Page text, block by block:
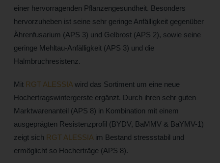
einer hervorragenden Pflanzengesundheit. Besonders
hervorzuheben ist seine sehr geringe Anfälligkeit gegenüber
Ährenfusarium (APS 3) und Gelbrost (APS 2), sowie seine
geringe Mehltau-Anfälligkeit (APS 3) und die
Halmbruchresistenz.
Mit RGT ALESSIAwird das Sortiment um eine neue
Hochertragswintergerste ergänzt. Durch ihren sehr guten
Marktwarenanteil (APS 8) in Kombination mit einem
ausgeprägten Resistenzprofil (BYDV, BaMMV & BaYMV-1)
zeigt sich RGT ALESSIAim Bestand stressstabil und
ermöglicht so Hocherträge (APS 8).